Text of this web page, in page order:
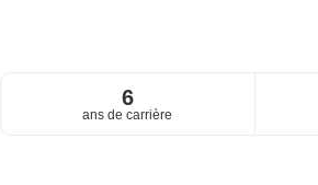
6
ans de carrière